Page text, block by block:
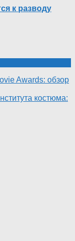
к разводу
Awards: обзор
костюма: